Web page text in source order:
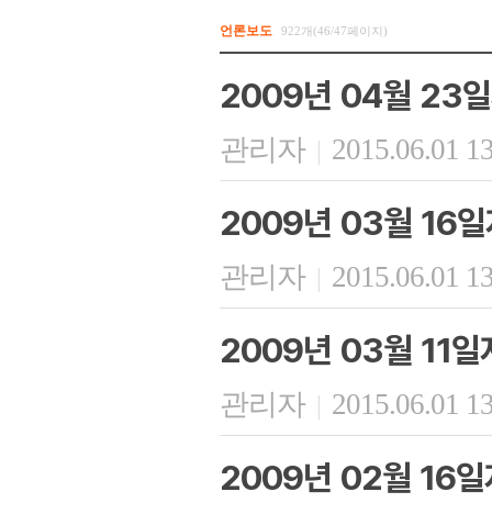
언론보도 922개(46/47페이지)
2009년 04월 23일
관리자 | 2015.06.01
2009년 03월 16일
관리자 | 2015.06.01
2009년 03월 11일
관리자 | 2015.06.01
2009년 02월 16일